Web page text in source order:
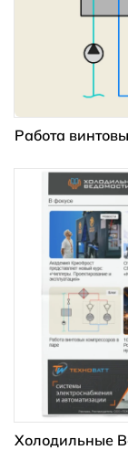
Работа
Холодильные